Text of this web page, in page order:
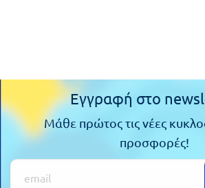
Εγγραφή στο
Μάθε πρώτος τις νέες
προσφορές!